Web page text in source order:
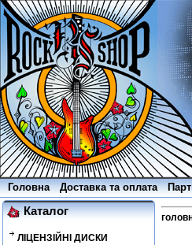
Головна Доставка та оплата
Каталог
ЛІЦЕНЗІЙНІ ДИСКИ